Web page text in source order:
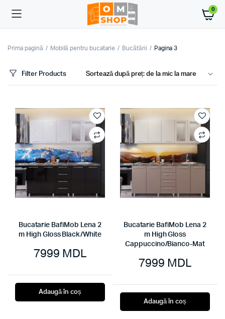
0
Prima pagină Mobilă pentru bucatarie Bucătării Pagina 3
Filter Products
Bucatarie BafiMob Lena 2
m High Gloss Black/White
7999 MDL
Adaugă în coș
Bucatarie BafiMob Lena 2
m High Gloss
Cappuccino/Bianco-Mat
7999 MDL
Adaugă în coș